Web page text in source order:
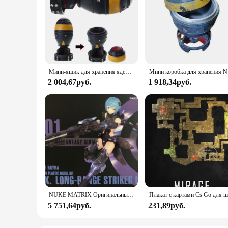
Мини-ящик для хранения ядерной бомбы, ретро фигурка из смолы, настольный художественный декор для дома, спальни, офиса, мужской
2 004,67руб. 1 918,34руб.
NUKE MATRIX Оригинальный комплект модели CYBER FOREST SHADOW GIRLS MAD WOLF Фигурка в сборе Модель игрушки Робот в подарок для мальчиков 160 мм
5 751,64руб. 231,89руб.